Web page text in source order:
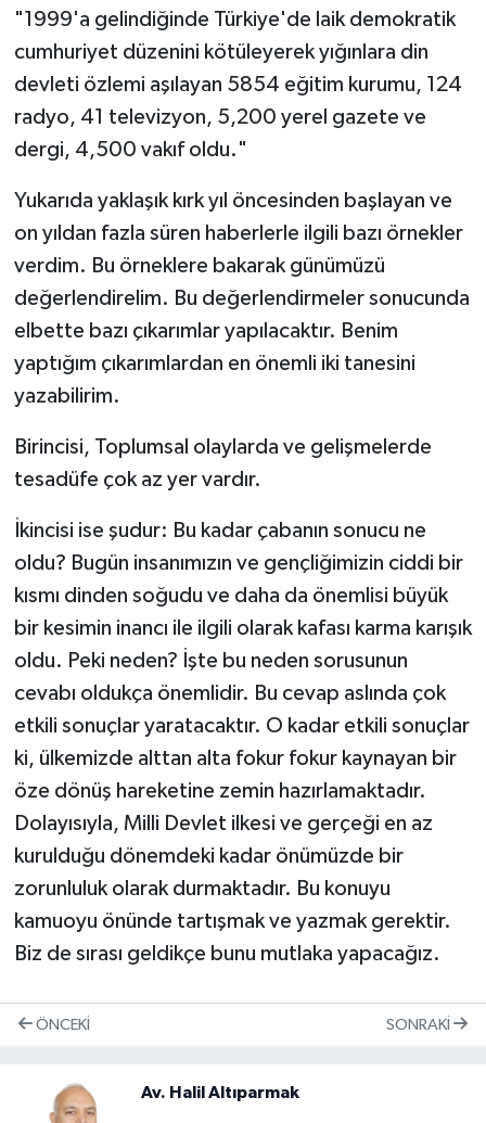
"1999'a gelindiğinde Türkiye'de laik demokratik
cumhuriyet düzenini kötüleyerek yığınlara din
devleti özlemi aşılayan 5854 eğitim kurumu, 124
radyo, 41 televizyon, 5,200 yerel gazete ve
dergi, 4,500 vakıf oldu."
Yukarıda yaklaşık kırk yıl öncesinden başlayan ve
on yıldan fazla süren haberlerle ilgili bazı örnekler
verdim. Bu örneklere bakarak günümüzü
değerlendirelim. Bu değerlendirmeler sonucunda
elbette bazı çıkarımlar yapılacaktır. Benim
yaptığım çıkarımlardan en önemli iki tanesini
yazabilirim.
Birincisi, Toplumsal olaylarda ve gelişmelerde
tesadüfe çok az yer vardır.
İkincisi ise şudur: Bu kadar çabanın sonucu ne
oldu? Bugün insanımızın ve gençliğimizin ciddi bir
kısmı dinden soğudu ve daha da önemlisi büyük
bir kesimin inancı ile ilgili olarak kafası karma karışık
oldu. Peki neden? İşte bu neden sorusunun
cevabı oldukça önemlidir. Bu cevap aslında çok
etkili sonuçlar yaratacaktır. O kadar etkili sonuçlar
ki, ülkemizde alttan alta fokur fokur kaynayan bir
öze dönüş hareketine zemin hazırlamaktadır.
Dolayısıyla, Milli Devlet ilkesi ve gerçeği en az
kurulduğu dönemdeki kadar önümüzde bir
zorunluluk olarak durmaktadır. Bu konuyu
kamuoyu önünde tartışmak ve yazmak gerektir.
Biz de sırası geldikçe bunu mutlaka yapacağız.
ÖNCEKI SONRAKI
Av. Halil Altıparmak